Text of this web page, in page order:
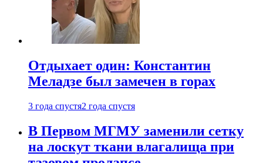
Отдыхает один: Константин
Меладзе был замечен в горах
3 года спустя2 года спустя
В Первом МГМУ заменили сетку
на лоскут ткани влагалища при